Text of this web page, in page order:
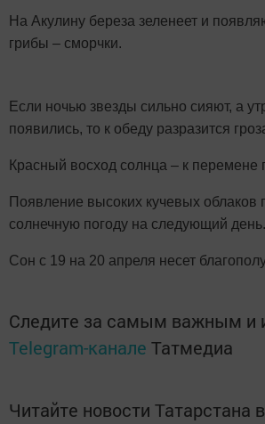
На Акулину береза зеленеет и
грибы – сморчки.
Если ночью звезды сильно сияют, а
появились, то к обеду разразится
Красный восход солнца – к перемене
Появление высоких кучевых облаков
солнечную погоду на следующий день.
Сон с 19 на 20 апреля несет
Следите за самым важным и
Telegram-канале Татмедиа
Читайте новости Татарстана в